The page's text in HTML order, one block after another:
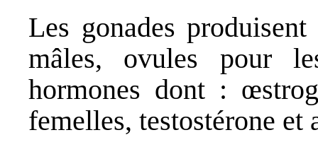
Les gonades
mâles, ovules pour
hormones dont :
femelles, testostérone et